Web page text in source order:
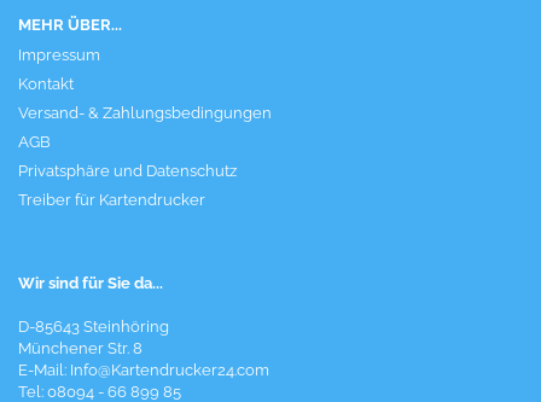
MEHR ÜBER...
Impressum
Kontakt
Versand- & Zahlungsbedingungen
AGB
Privatsphäre und Datenschutz
Treiber für Kartendrucker
Wir sind für Sie da...
D-85643 Steinhöring
Münchener Str. 8
E-Mail: Info@Kartendrucker24.com
Tel: 08094 - 66 899 85